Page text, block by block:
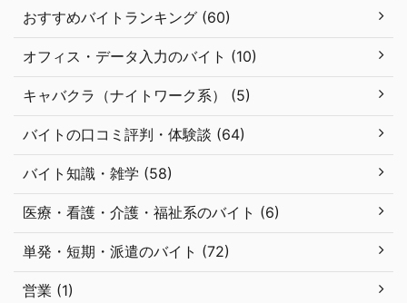
おすすめバイトランキング (60)
オフィス・データ入力のバイト (10)
キャバクラ（ナイトワーク系） (5)
バイトの口コミ評判・体験談 (64)
バイト知識・雑学 (58)
医療・看護・介護・福祉系のバイト (6)
単発・短期・派遣のバイト (72)
営業 (1)